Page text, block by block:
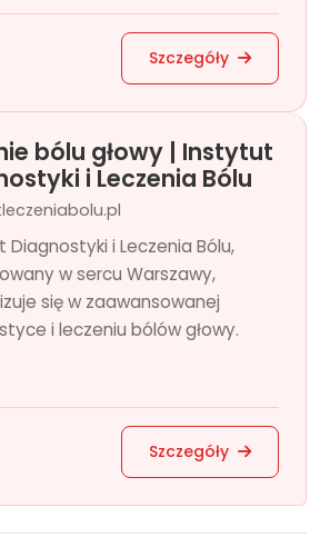
Szczegóły
bólu głowy | Instytut
i Leczenia Bólu
Diagnostyki i Leczenia Bólu,
w sercu Warszawy,
się w zaawansowanej
i leczeniu bólów głowy.
Szczegóły